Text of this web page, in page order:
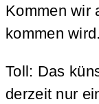
Kommen wir
kommen
Toll: Das
derzeit nur